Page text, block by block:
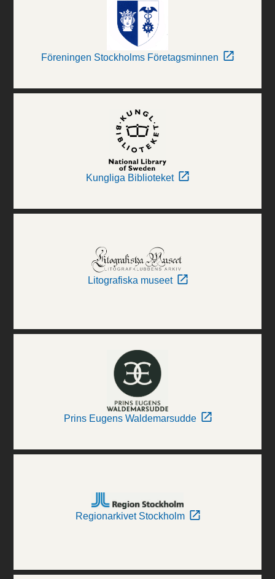
Föreningen Stockholms Företagsminnen
Kungliga Biblioteket
Litografiska museet
Prins Eugens Waldemarsudde
Regionarkivet Stockholm